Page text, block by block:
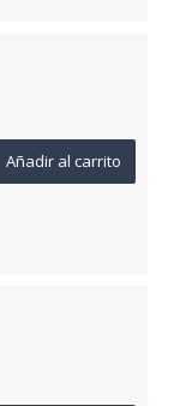
Añadir al carrito